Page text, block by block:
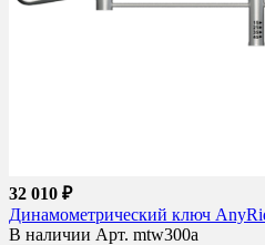
32 010 ₽
Динамометрический ключ
В наличии Арт. mtw300a